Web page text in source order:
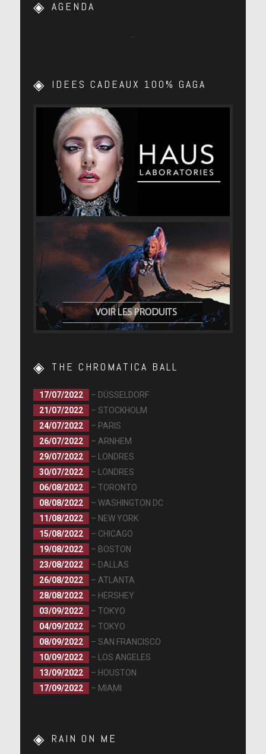
AGENDA
IDEES CADEAUX 100% GAGA
THE CHROMATICA BALL
17/07/2022
– DÜSSELDORF
21/07/2022
– STOCKHOLM
24/07/2022
– PARIS
26/07/2022
– ARNHEM
29/07/2022
– LONDRES
30/07/2022
– LONDRES
06/08/2022
– TORONTO
08/08/2022
– WASHINGTON DC
11/08/2022
– NEW YORK
15/08/2022
– CHICAGO
19/08/2022
– BOSTON
23/08/2022
– DALLAS
26/08/2022
– ATLANTA
28/08/2022
– HERSHEY
03/09/2022
– TOKYO
04/09/2022
– TOKYO
08/09/2022
– SAN FRANCISCO
10/09/2022
– LOS ANGELES
13/09/2022
– HOUSTON
17/09/2022
– MIAMI
RAIN ON ME